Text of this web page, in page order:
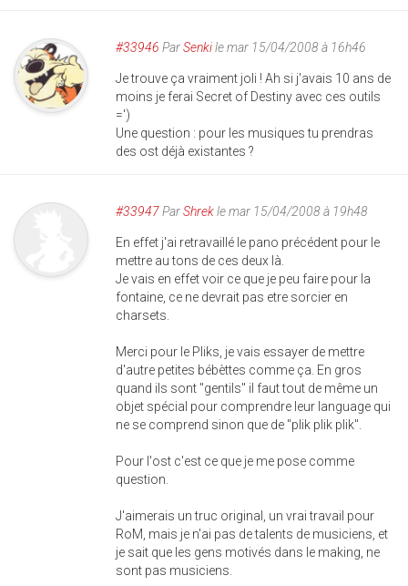
#33946 ParSenkile mar 15/04/2008 à 16h46
Je trouve ça vraiment joli ! Ah si j'avais 10 ans de
moins je ferai Secret of Destiny avec ces outils
=')
Une question : pour les musiques tu prendras
des ost déjà existantes ?
#33947ParShrekle mar 15/04/2008 à 19h48
En effet j'ai retravaillé le pano précédent pour le
mettre au tons de ces deux là.
Je vais en effet voir ce que je peu faire pour la
fontaine, ce ne devrait pas etre sorcier en
charsets.
Merci pour le Pliks, je vais essayer de mettre
d'autre petites bébèttes comme ça. En gros
quand ils sont "gentils" il faut tout de même un
objet spécial pour comprendre leur language qui
ne se comprend sinon que de "plik plik plik".
Pour l'ost c'est ce que je me pose comme
question.
J'aimerais un truc original, un vrai travail pour
RoM, mais je n'ai pas de talents de musiciens, et
je sait que les gens motivés dans le making, ne
sont pas musiciens.